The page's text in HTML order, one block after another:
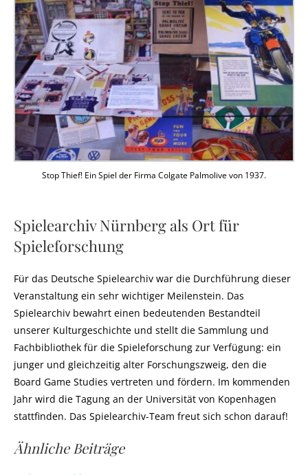
Stop Thief! Ein Spiel der Firma Colgate Palmolive von 1937.
Spielearchiv Nürnberg als Ort für
Spieleforschung
Für das Deutsche Spielearchiv war die Durchführung dieser
Veranstaltung ein sehr wichtiger Meilenstein. Das
Spielearchiv bewahrt einen bedeutenden Bestandteil
unserer Kulturgeschichte und stellt die Sammlung und
Fachbibliothek für die Spieleforschung zur Verfügung: ein
junger und gleichzeitig alter Forschungszweig, den die
Board Game Studies vertreten und fördern. Im kommenden
Jahr wird die Tagung an der Universität von Kopenhagen
stattfinden. Das Spielearchiv-Team freut sich schon darauf!
Ähnliche Beiträge